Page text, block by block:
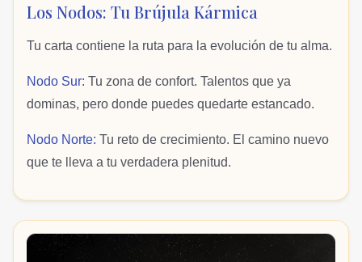
Los Nodos: Tu Brújula Kármica
Tu carta contiene la ruta para la evolución de tu alma.
Nodo Sur: Tu zona de confort. Talentos que ya
dominas, pero donde puedes quedarte estancado.
Nodo Norte: Tu reto de crecimiento. El camino nuevo
que te lleva a tu verdadera plenitud.